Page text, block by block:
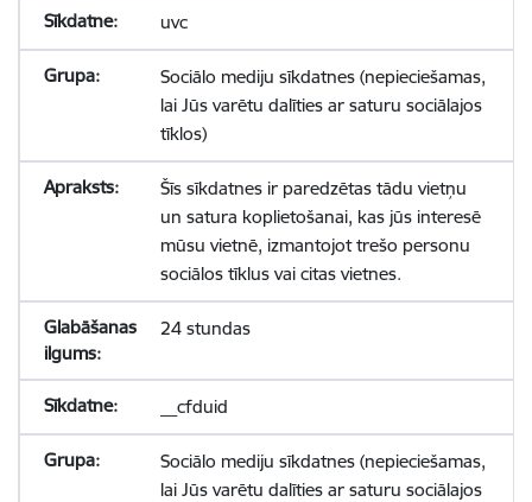
uvc
Sociālo mediju sīkdatnes (nepieciešamas,
lai Jūs varētu dalīties ar saturu sociālajos
tīklos)
Šīs sīkdatnes ir paredzētas tādu vietņu
un satura koplietošanai, kas jūs interesē
mūsu vietnē, izmantojot trešo personu
sociālos tīklus vai citas vietnes.
24 stundas
__cfduid
Sociālo mediju sīkdatnes (nepieciešamas,
lai Jūs varētu dalīties ar saturu sociālajos